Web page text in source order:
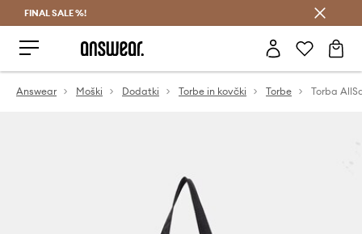
FINAL SALE %!
Answear Moški Dodatki Torbe in kovčki Torbe